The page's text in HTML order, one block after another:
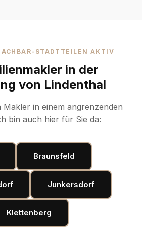
STADTTEILEN AKTIV
in der
von Lindenthal
Makler in einem angrenzenden
bin auch hier für Sie da:
Braunsfeld
Junkersdorf
Klettenberg